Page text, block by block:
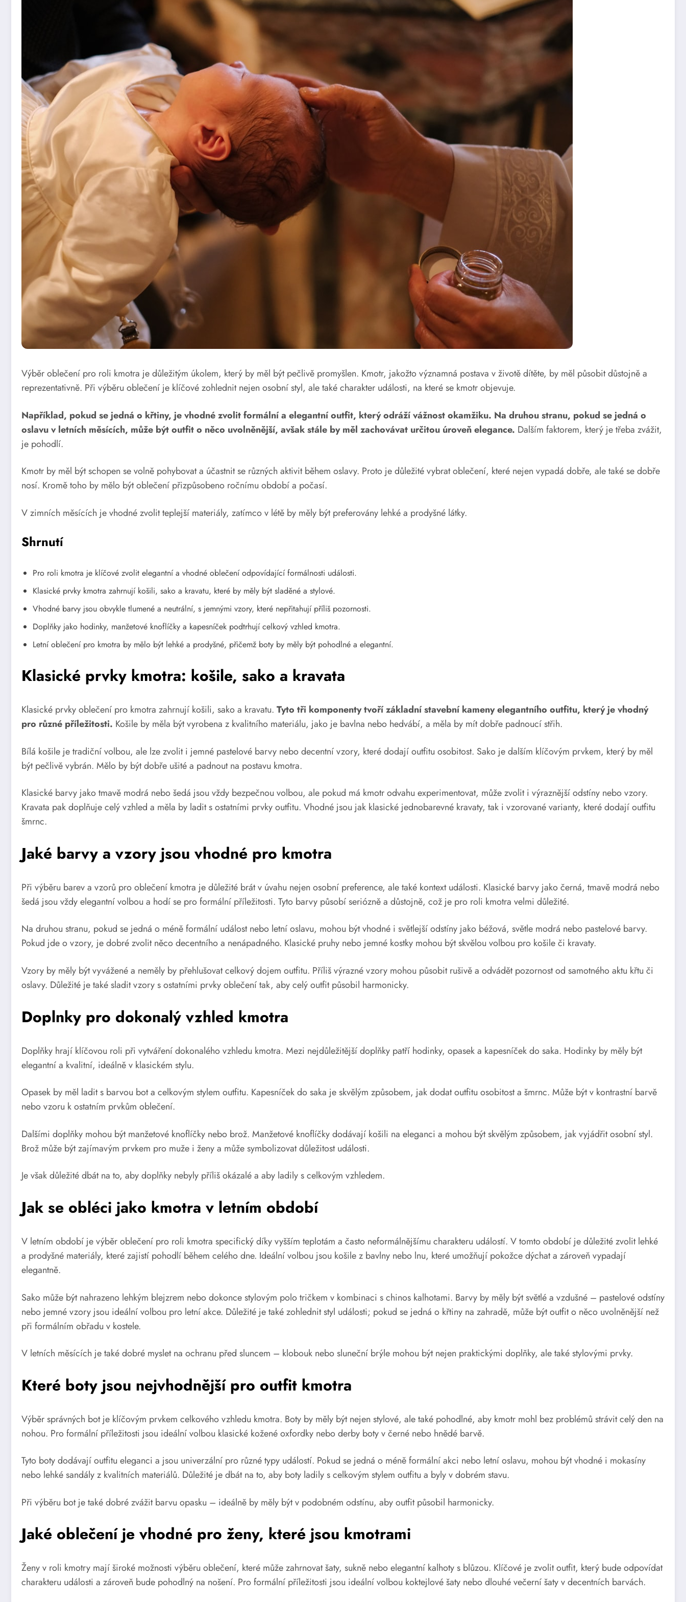
Výběr oblečení pro roli kmotra je důležitým úkolem, který by měl být pečlivě promyšlen. Kmotr, jakožto významná postava v životě dítěte, by měl působit důstojně a
reprezentativně. Při výběru oblečení je klíčové zohlednit nejen osobní styl, ale také charakter události, na které se kmotr objevuje.
Například, pokud se jedná o křtiny, je vhodné zvolit formální a elegantní outfit, který odráží vážnost okamžiku. Na druhou stranu, pokud se jedná o
oslavu v letních měsících, může být outfit o něco uvolněnější, avšak stále by měl zachovávat určitou úroveň elegance. Dalším faktorem, který je třeba zvážit,
je pohodlí.
Kmotr by měl být schopen se volně pohybovat a účastnit se různých aktivit během oslavy. Proto je důležité vybrat oblečení, které nejen vypadá dobře, ale také se dobře
nosí. Kromě toho by mělo být oblečení přizpůsobeno ročnímu období a počasí.
V zimních měsících je vhodné zvolit teplejší materiály, zatímco v létě by měly být preferovány lehké a prodyšné látky.
Shrnutí
Pro roli kmotra je klíčové zvolit elegantní a vhodné oblečení odpovídající formálnosti události.
Klasické prvky kmotra zahrnují košili, sako a kravatu, které by měly být sladěné a stylové.
Vhodné barvy jsou obvykle tlumené a neutrální, s jemnými vzory, které nepřitahují příliš pozornosti.
Doplňky jako hodinky, manžetové knoflíčky a kapesníček podtrhují celkový vzhled kmotra.
Letní oblečení pro kmotra by mělo být lehké a prodyšné, přičemž boty by měly být pohodlné a elegantní.
Klasické prvky kmotra: košile, sako a kravata
Klasické prvky oblečení pro kmotra zahrnují košili, sako a kravatu. Tyto tři komponenty tvoří základní stavební kameny elegantního outfitu, který je vhodný
pro různé příležitosti. Košile by měla být vyrobena z kvalitního materiálu, jako je bavlna nebo hedvábí, a měla by mít dobře padnoucí střih.
Bílá košile je tradiční volbou, ale lze zvolit i jemné pastelové barvy nebo decentní vzory, které dodají outfitu osobitost. Sako je dalším klíčovým prvkem, který by měl
být pečlivě vybrán. Mělo by být dobře ušité a padnout na postavu kmotra.
Klasické barvy jako tmavě modrá nebo šedá jsou vždy bezpečnou volbou, ale pokud má kmotr odvahu experimentovat, může zvolit i výraznější odstíny nebo vzory.
Kravata pak doplňuje celý vzhled a měla by ladit s ostatními prvky outfitu. Vhodné jsou jak klasické jednobarevné kravaty, tak i vzorované varianty, které dodají outfitu
šmrnc.
Jaké barvy a vzory jsou vhodné pro kmotra
Při výběru barev a vzorů pro oblečení kmotra je důležité brát v úvahu nejen osobní preference, ale také kontext události. Klasické barvy jako černá, tmavě modrá nebo
šedá jsou vždy elegantní volbou a hodí se pro formální příležitosti. Tyto barvy působí seriózně a důstojně, což je pro roli kmotra velmi důležité.
Na druhou stranu, pokud se jedná o méně formální událost nebo letní oslavu, mohou být vhodné i světlejší odstíny jako béžová, světle modrá nebo pastelové barvy.
Pokud jde o vzory, je dobré zvolit něco decentního a nenápadného. Klasické pruhy nebo jemné kostky mohou být skvělou volbou pro košile či kravaty.
Vzory by měly být vyvážené a neměly by přehlušovat celkový dojem outfitu. Příliš výrazné vzory mohou působit rušivě a odvádět pozornost od samotného aktu křtu či
oslavy. Důležité je také sladit vzory s ostatními prvky oblečení tak, aby celý outfit působil harmonicky.
Doplnky pro dokonalý vzhled kmotra
Doplňky hrají klíčovou roli při vytváření dokonalého vzhledu kmotra. Mezi nejdůležitější doplňky patří hodinky, opasek a kapesníček do saka. Hodinky by měly být
elegantní a kvalitní, ideálně v klasickém stylu.
Opasek by měl ladit s barvou bot a celkovým stylem outfitu. Kapesníček do saka je skvělým způsobem, jak dodat outfitu osobitost a šmrnc. Může být v kontrastní barvě
nebo vzoru k ostatním prvkům oblečení.
Dalšími doplňky mohou být manžetové knoflíčky nebo brož. Manžetové knoflíčky dodávají košili na eleganci a mohou být skvělým způsobem, jak vyjádřit osobní styl.
Brož může být zajímavým prvkem pro muže i ženy a může symbolizovat důležitost události.
Je však důležité dbát na to, aby doplňky nebyly příliš okázalé a aby ladily s celkovým vzhledem.
Jak se obléci jako kmotra v letním období
V letním období je výběr oblečení pro roli kmotra specifický díky vyšším teplotám a často neformálnějšímu charakteru událostí. V tomto období je důležité zvolit lehké
a prodyšné materiály, které zajistí pohodlí během celého dne. Ideální volbou jsou košile z bavlny nebo lnu, které umožňují pokožce dýchat a zároveň vypadají
elegantně.
Sako může být nahrazeno lehkým blejzrem nebo dokonce stylovým polo tričkem v kombinaci s chinos kalhotami. Barvy by měly být světlé a vzdušné – pastelové odstíny
nebo jemné vzory jsou ideální volbou pro letní akce. Důležité je také zohlednit styl události; pokud se jedná o křtiny na zahradě, může být outfit o něco uvolněnější než
při formálním obřadu v kostele.
V letních měsících je také dobré myslet na ochranu před sluncem – klobouk nebo sluneční brýle mohou být nejen praktickými doplňky, ale také stylovými prvky.
Které boty jsou nejvhodnější pro outfit kmotra
Výběr správných bot je klíčovým prvkem celkového vzhledu kmotra. Boty by měly být nejen stylové, ale také pohodlné, aby kmotr mohl bez problémů strávit celý den na
nohou. Pro formální příležitosti jsou ideální volbou klasické kožené oxfordky nebo derby boty v černé nebo hnědé barvě.
Tyto boty dodávají outfitu eleganci a jsou univerzální pro různé typy událostí. Pokud se jedná o méně formální akci nebo letní oslavu, mohou být vhodné i mokasíny
nebo lehké sandály z kvalitních materiálů. Důležité je dbát na to, aby boty ladily s celkovým stylem outfitu a byly v dobrém stavu.
Při výběru bot je také dobré zvážit barvu opasku – ideálně by měly být v podobném odstínu, aby outfit působil harmonicky.
Jaké oblečení je vhodné pro ženy, které jsou kmotrami
Ženy v roli kmotry mají široké možnosti výběru oblečení, které může zahrnovat šaty, sukně nebo elegantní kalhoty s blůzou. Klíčové je zvolit outfit, který bude odpovídat
charakteru události a zároveň bude pohodlný na nošení. Pro formální příležitosti jsou ideální volbou koktejlové šaty nebo dlouhé večerní šaty v decentních barvách.